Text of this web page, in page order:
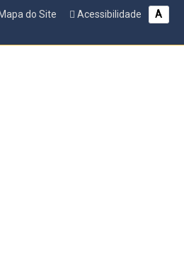
Mapa do Site Acessibilidade
A